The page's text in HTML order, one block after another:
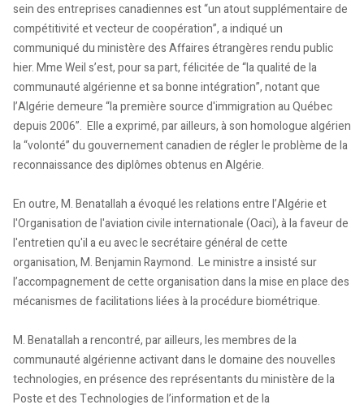
sein des entreprises canadiennes est “un atout supplémentaire de
compétitivité et vecteur de coopération”, a indiqué un
communiqué du ministère des Affaires étrangères rendu public
hier. Mme Weil s’est, pour sa part, félicitée de “la qualité de la
communauté algérienne et sa bonne intégration”, notant que
l’Algérie demeure “la première source d'immigration au Québec
depuis 2006”. Elle a exprimé, par ailleurs, à son homologue algérien
la “volonté” du gouvernement canadien de régler le problème de la
reconnaissance des diplômes obtenus en Algérie.
En outre, M. Benatallah a évoqué les relations entre l’Algérie et
l'Organisation de l'aviation civile internationale (Oaci), à la faveur de
l'entretien qu'il a eu avec le secrétaire général de cette
organisation, M. Benjamin Raymond. Le ministre a insisté sur
l’accompagnement de cette organisation dans la mise en place des
mécanismes de facilitations liées à la procédure biométrique.
M. Benatallah a rencontré, par ailleurs, les membres de la
communauté algérienne activant dans le domaine des nouvelles
technologies, en présence des représentants du ministère de la
Poste et des Technologies de l’information et de la